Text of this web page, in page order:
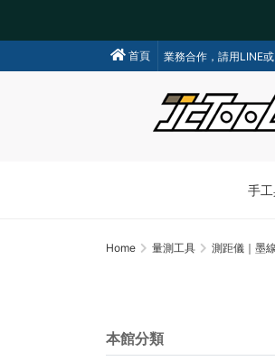
首頁
我們不會主動聯絡操
業務合作，請用LINE或
手
Home 量測工具 測距儀｜墨
本館分類